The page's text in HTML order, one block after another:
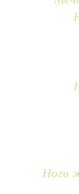
Ноги